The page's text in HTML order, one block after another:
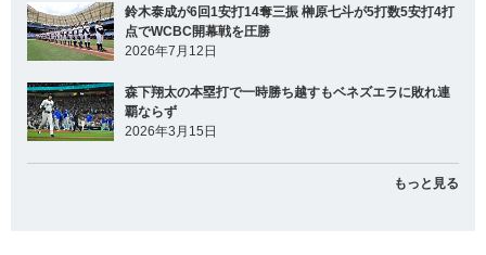
鈴木泰成が6回1安打14奪三振 榊原七斗が5打数5安打4打
点でWCBC開幕戦を圧勝
2026年7月12日
森下翔太の本塁打で一時勝ち越すもベネズエラに敗れ連
覇ならず
2026年3月15日
もっと見る